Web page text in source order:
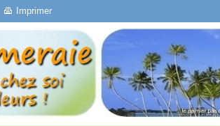
Imprimer